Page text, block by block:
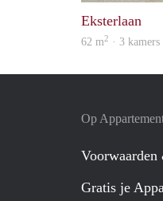
Eksterlaan
62 m2 · 3
Op
Gratis je